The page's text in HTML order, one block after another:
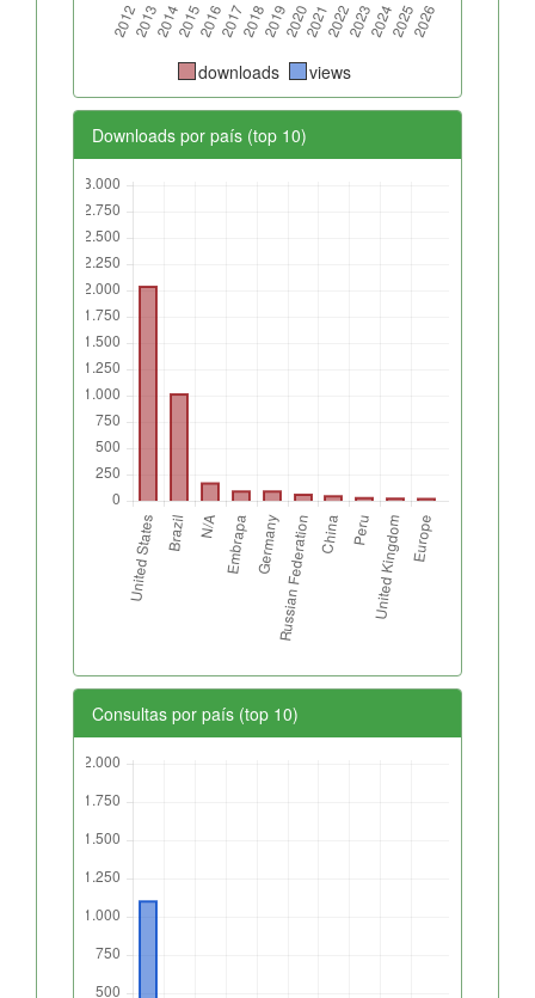
downloads views
Downloads por país (top 10)
Consultas por país (top 10)